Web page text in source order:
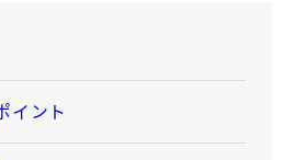
イント